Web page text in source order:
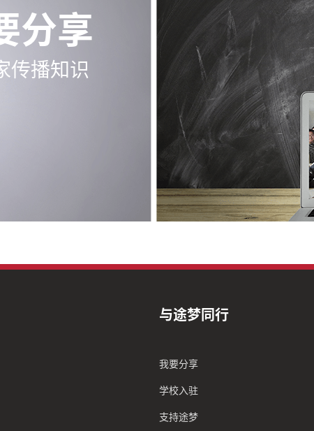
分享
传播知识
与途梦同行
我要分享
学校入驻
支持途梦